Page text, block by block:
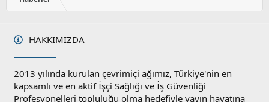
HAKKIMIZDA
2013 yılında kurulan çevrimiçi ağımız, Türkiye'nin en
kapsamlı ve en aktif İşçi Sağlığı ve İş Güvenliği
Profesyonelleri topluluğu olma hedefiyle yayın hayatına